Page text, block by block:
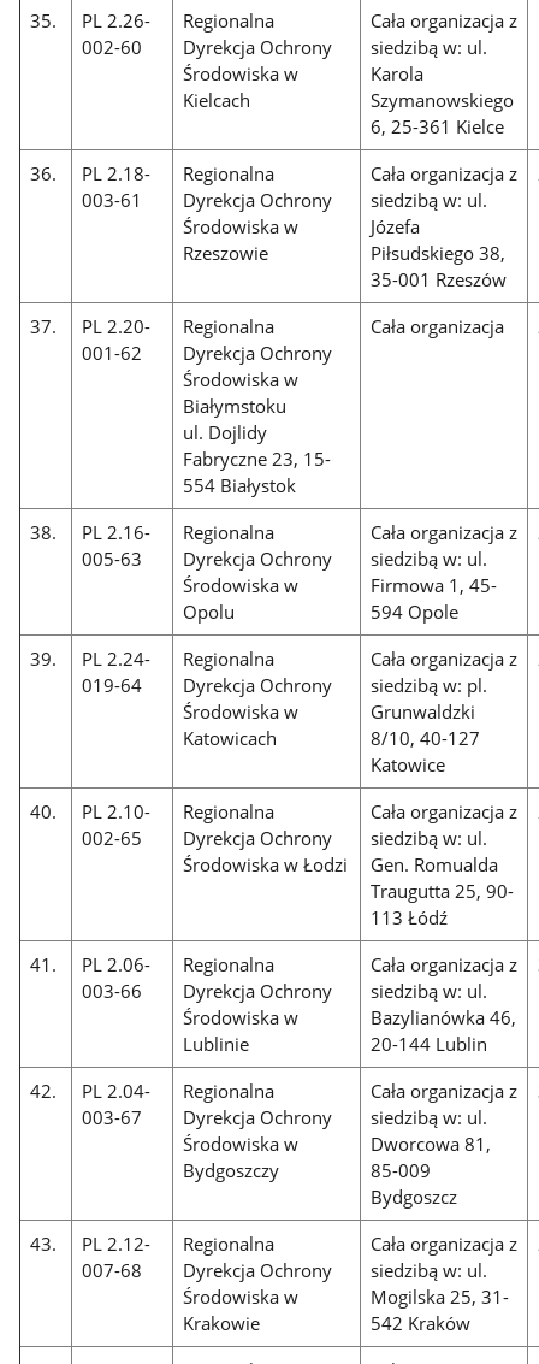
35.
PL 2.26-
002-60
Regionalna
Dyrekcja Ochrony
Środowiska w
Kielcach
Cała organizacja z
siedzibą w: ul.
Karola
Szymanowskiego
6, 25-361 Kielce
36.
PL 2.18-
003-61
Regionalna
Dyrekcja Ochrony
Środowiska w
Rzeszowie
Cała organizacja z
siedzibą w: ul.
Józefa
Piłsudskiego 38,
35-001 Rzeszów
37.
PL 2.20-
001-62
Regionalna
Dyrekcja Ochrony
Środowiska w
Białymstoku
ul. Dojlidy
Fabryczne 23, 15-
554 Białystok
Cała organizacja
38.
PL 2.16-
005-63
Regionalna
Dyrekcja Ochrony
Środowiska w
Opolu
Cała organizacja z
siedzibą w: ul.
Firmowa 1, 45-
594 Opole
39.
PL 2.24-
019-64
Regionalna
Dyrekcja Ochrony
Środowiska w
Katowicach
Cała organizacja z
siedzibą w: pl.
Grunwaldzki
8/10, 40-127
Katowice
40.
PL 2.10-
002-65
Regionalna
Dyrekcja Ochrony
Środowiska w Łodzi
Cała organizacja z
siedzibą w: ul.
Gen. Romualda
Traugutta 25, 90-
113 Łódź
41.
PL 2.06-
003-66
Regionalna
Dyrekcja Ochrony
Środowiska w
Lublinie
Cała organizacja z
siedzibą w: ul.
Bazylianówka 46,
20-144 Lublin
42.
PL 2.04-
003-67
Regionalna
Dyrekcja Ochrony
Środowiska w
Bydgoszczy
Cała organizacja z
siedzibą w: ul.
Dworcowa 81,
85-009
Bydgoszcz
43.
PL 2.12-
007-68
Regionalna
Dyrekcja Ochrony
Środowiska w
Krakowie
Cała organizacja z
siedzibą w: ul.
Mogilska 25, 31-
542 Kraków